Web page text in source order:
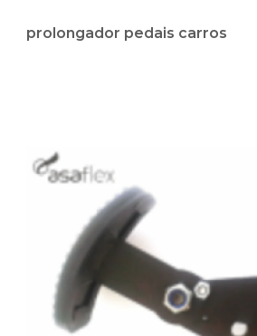
prolongador pedais carros